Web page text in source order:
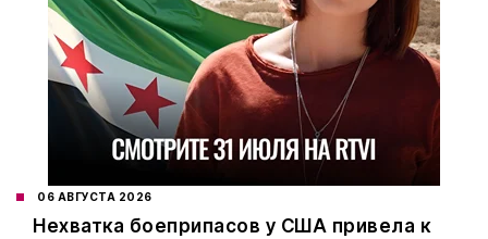
06 АВГУСТА 2026
Нехватка боеприпасов у США привела к